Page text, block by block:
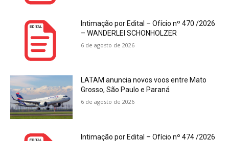
Intimação por Edital – Ofício nº 470 /2026
– WANDERLEI SCHONHOLZER
6 de agosto de 2026
LATAM anuncia novos voos entre Mato
Grosso, São Paulo e Paraná
6 de agosto de 2026
Intimação por Edital – Ofício nº 474 /2026